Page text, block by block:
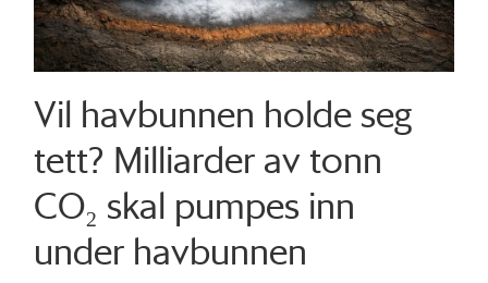
Vil havbunnen holde seg
tett? Milliarder av tonn
CO₂ skal pumpes inn
under havbunnen